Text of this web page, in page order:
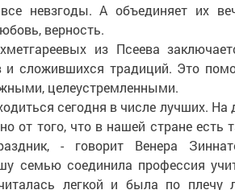
невзгоды. А объединяет их
верность.
из Псеева
и сложившихся традиций. Это
целеустремленными.
сегодня в числе лучших. На
от того, что в нашей стране есть
- говорит Венера
семью соединила профессия
легкой и была по плечу